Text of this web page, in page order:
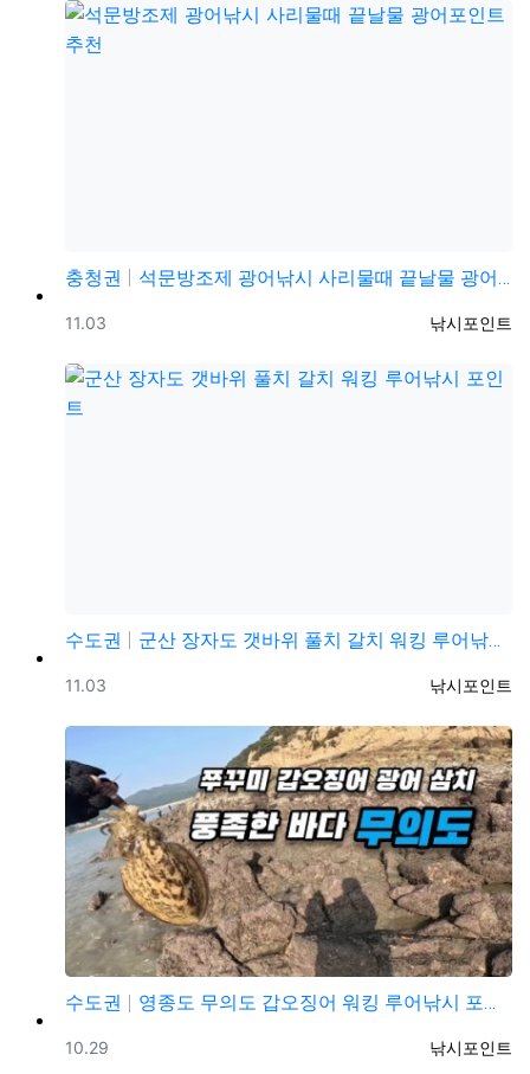
충청권 석문방조제 광어낚시 사리물때 끝날물 광어포인트 추천
등록자
낚시포인트
등록일
11.03
수도권 군산 장자도 갯바위 풀치 갈치 워킹 루어낚시 포인트
등록자
낚시포인트
등록일
11.03
수도권 영종도 무의도 갑오징어 워킹 루어낚시 포인트 및 채비정…
등록자
낚시포인트
등록일
10.29